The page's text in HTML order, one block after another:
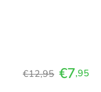
€12,95 €7,95